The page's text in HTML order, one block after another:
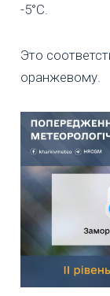
-5°C.
Это
оранжевому.